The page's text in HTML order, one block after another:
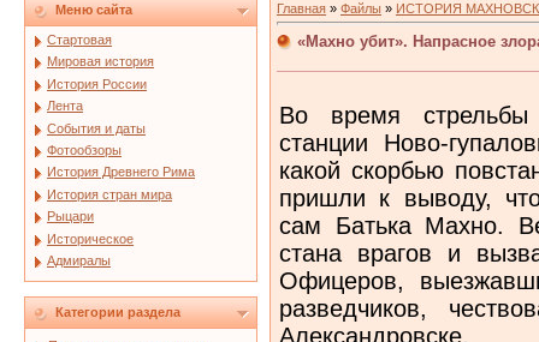
Меню сайта
Стартовая
Мировая история
История России
Лента
События и даты
Фотообзоры
История Древнего Рима
История стран мира
Рыцари
Историческое
Адмиралы
Категории раздела
Главная » Файлы » ИСТОРИЯ
«Махно убит». Напрасное
Во время
станции Ново-
какой скорбью
пришли к выводу,
сам Батька Махно.
стана врагов и
Офицеров,
разведчиков,
Александровске.